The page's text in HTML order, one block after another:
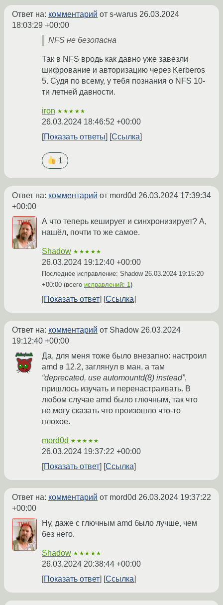
Ответ на: комментарий от s-warus 26.03.2024
18:03:29 +00:00
NFS не безопасна
Так в NFS вродь как давно уже завезли
шифрование и авторизацию через Kerberos
5. Судя по всему, у тебя познания о NFS 10-
ти летней давности.
iron ★★★★★
26.03.2024 18:46:52 +00:00
Показать ответы
Ссылка
1
Ответ на: комментарий от mord0d 26.03.2024 17:39:34
+00:00
А что теперь кеширует и синхронизирует? А,
нашёл, почти то же самое.
Shadow ★★★★★
26.03.2024 19:12:40 +00:00
Последнее исправление: Shadow 26.03.2024 19:15:20
+00:00 (всего исправлений: 1)
Показать ответ Ссылка
Ответ на: комментарий от Shadow 26.03.2024
19:12:40 +00:00
Да, для меня тоже было внезапно: настроил
amd в 12.2, заглянул в ман, а там
“deprecated, use automountd(8) instead”,
пришлось изучать и перенастраивать. В
любом случае amd было глючным, так что
не могу сказать что произошло что-то
плохое.
mord0d ★★★★★
26.03.2024 19:37:22 +00:00
Показать ответ
Ссылка
Ответ на: комментарий от mord0d 26.03.2024 19:37:22
+00:00
Ну, даже с глючным amd было лучше, чем
без него.
Shadow ★★★★★
26.03.2024 20:38:44 +00:00
Показать ответ
Ссылка